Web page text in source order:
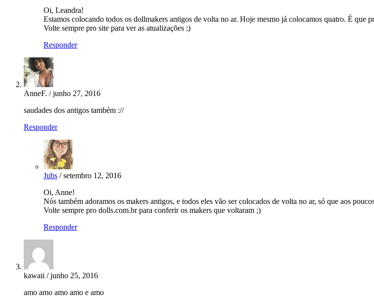
Oi, Leandra!
Estamos colocando todos os dollmakers antigos de volta no ar. Hoje mesmo já colocamos quatro. É que
Volte sempre pro site para ver as atualizações ;)
Responder
AnneF. / junho 27, 2016
saudades dos antigos também ://
Responder
Jubs / setembro 12, 2016
Oi, Anne!
Nós também adoramos os makers antigos, e todos eles vão ser colocados de volta no ar, só que aos
Volte sempre pro dolls.com.br para conferir os makers que voltaram ;)
Responder
kawaii / junho 25, 2016
amo amo amo amo e amo